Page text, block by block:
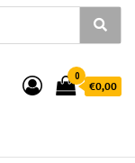
0
€0,00